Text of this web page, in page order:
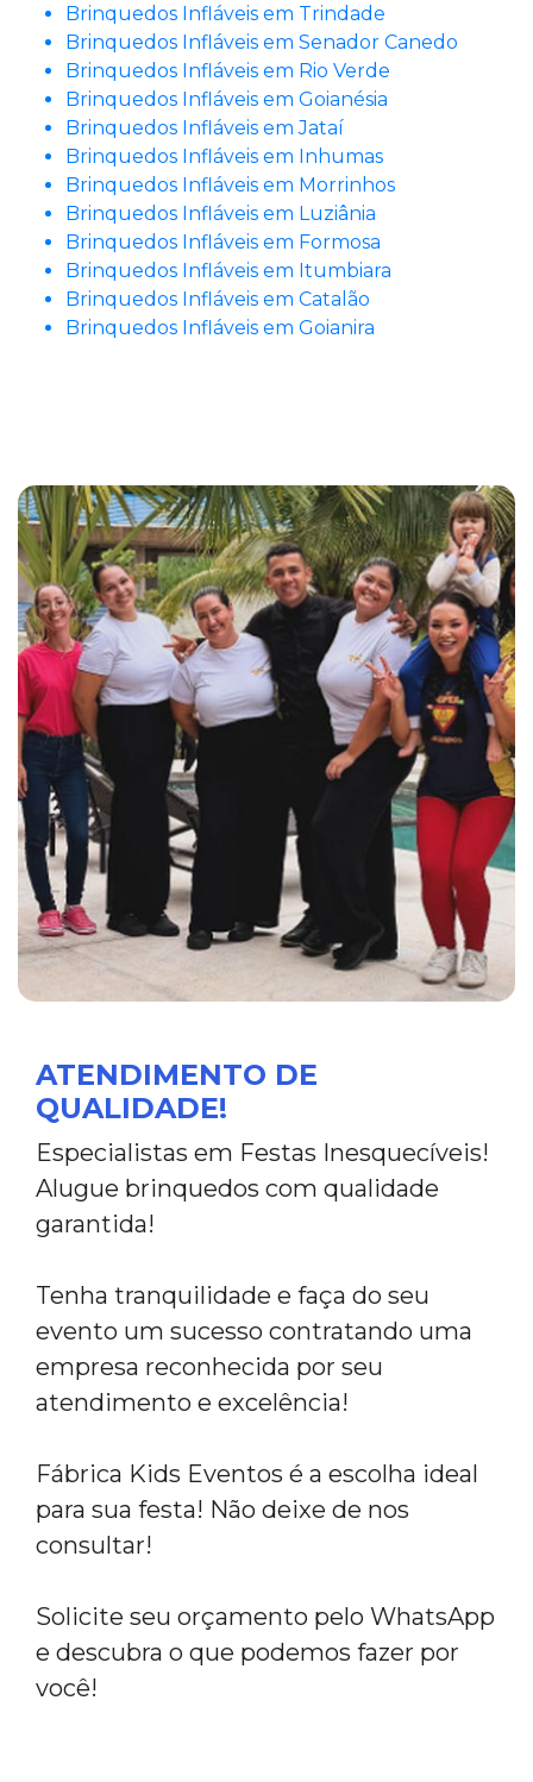
Brinquedos Infláveis em Trindade
Brinquedos Infláveis em Senador Canedo
Brinquedos Infláveis em Rio Verde
Brinquedos Infláveis em Goianésia
Brinquedos Infláveis em Jataí
Brinquedos Infláveis em Inhumas
Brinquedos Infláveis em Morrinhos
Brinquedos Infláveis em Luziânia
Brinquedos Infláveis em Formosa
Brinquedos Infláveis em Itumbiara
Brinquedos Infláveis em Catalão
Brinquedos Infláveis em Goianira
ATENDIMENTO DE
QUALIDADE!
Especialistas em Festas Inesquecíveis!
Alugue brinquedos com qualidade
garantida!
Tenha tranquilidade e faça do seu
evento um sucesso contratando uma
empresa reconhecida por seu
atendimento e excelência!
Fábrica Kids Eventos é a escolha ideal
para sua festa! Não deixe de nos
consultar!
Solicite seu orçamento pelo WhatsApp
e descubra o que podemos fazer por
você!